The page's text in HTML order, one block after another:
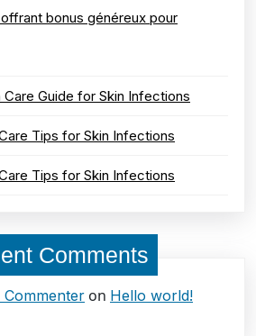
bonus généreux pour
Guide for Skin Infections
Tips for Skin Infections
Tips for Skin Infections
Comments
on Hello world!